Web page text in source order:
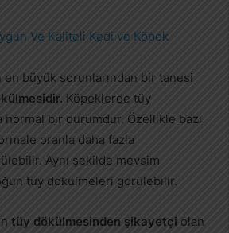
büyük sorunlarından bir tanesi
Köpeklerde tüy
bir durumdur. Özellikle bazı
oranla daha fazla
Aynı şekilde mevsim
tüy dökülmeleri görülebilir.
tüy dökülmesinden şikayetçi olan